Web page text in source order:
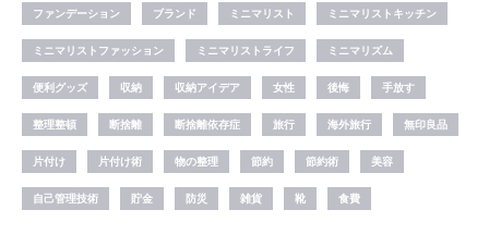
ファンデーション ブランド ミニマリスト ミニマリストキッチン
ミニマリストファッション ミニマリストライフ ミニマリズム
便利グッズ 収納 収納アイデア 女性 後悔 手放す
整理整頓 断捨離 断捨離依存症 旅行 海外旅行 無印良品
片付け 片付け術 物の整理 節約 節約術 美容
自己管理技術 貯金 防災 雑貨 靴 食費